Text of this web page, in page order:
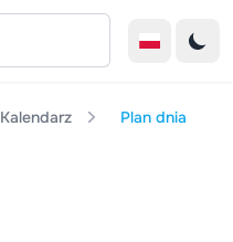
Kalendarz Plan dnia